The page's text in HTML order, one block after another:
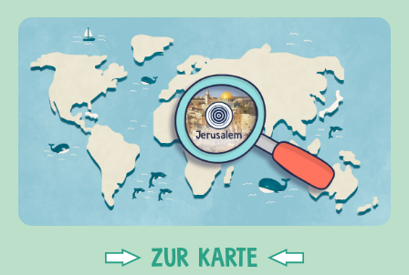
ZUR KARTE